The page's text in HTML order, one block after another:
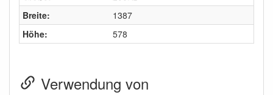
Breite:
1387
Höhe:
578
Verwendung von